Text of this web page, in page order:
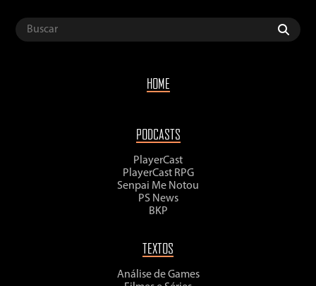
HOME
PODCASTS
PlayerCast
PlayerCast RPG
Senpai Me Notou
PS News
BKP
TEXTOS
Análise de Games